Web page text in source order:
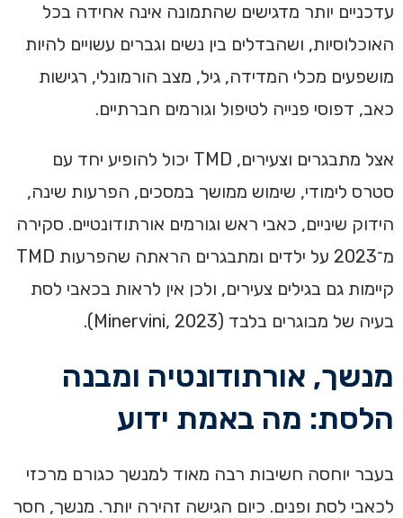
עדכניים יותר מדגישים שהתמונה אינה אחידה בכל
האוכלוסיות, ושהבדלים בין נשים וגברים עשויים להיות
מושפעים מכלי המדידה, גיל, מצב הורמונלי, רגישות
כאב, דפוסי פנייה לטיפול וגורמים חברתיים.
אצל מתבגרים וצעירים, TMD יכול להופיע יחד עם
סטרס לימודי, שימוש ממושך במסכים, הפרעות שינה,
הידוק שיניים, כאבי ראש וגורמים אורתודונטיים. סקירה
מ־2023 על ילדים ומתבגרים הראתה שהפרעות TMD
קיימות גם בגילים צעירים, ולכן אין לראות בכאבי לסת
בעיה של מבוגרים בלבד (Minervini, 2023).
מנשך, אורתודונטיה ומבנה
הלסת: מה באמת ידוע
בעבר יוחסה חשיבות רבה מאוד למנשך כגורם מרכזי
לכאבי לסת ופנים. כיום הגישה זהירה יותר. מנשך, חסר